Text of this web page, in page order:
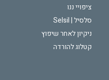
ציפויי ננו
סלסיל | Selsil
ניקיון לאחר שיפוץ
קטלוג להורדה